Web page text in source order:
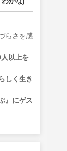
らさを感
以上を
しく生き
』にゲス